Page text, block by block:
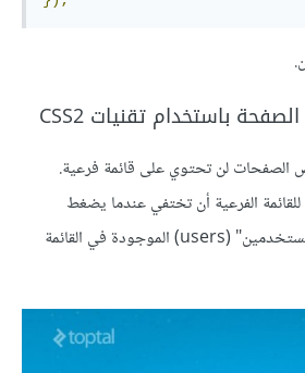
الصفحات لن تحتوي على قائمة فرعية.
للقائمة الفرعية أن تختفي عندما يضغط
المستخدم على أيقونة "المستخدمين" (users) الموجودة في القائمة